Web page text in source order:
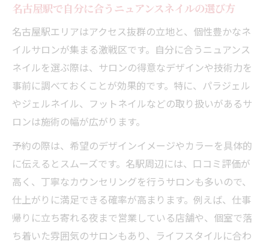
名古屋駅で自分に合うニュアンスネイルの選び方
名古屋駅エリアはアクセス抜群の立地と、個性豊かなネ
イルサロンが集まる激戦区です。自分に合うニュアンス
ネイルを選ぶ際は、サロンの得意なデザインや技術力を
事前に調べておくことが効果的です。特に、パラジェル
やジェルネイル、フットネイルなどの取り扱いがあるサ
ロンは施術の幅が広がります。
予約の際は、希望のデザインイメージやカラーを具体的
に伝えるとスムーズです。名駅周辺には、口コミ評価が
高く、丁寧なカウンセリングを行うサロンも多いので、
仕上がりに満足できる確率が高まります。例えば、仕事
帰りに立ち寄れる夜まで営業している店舗や、個室で落
ち着いた雰囲気のサロンもあり、ライフスタイルに合わ